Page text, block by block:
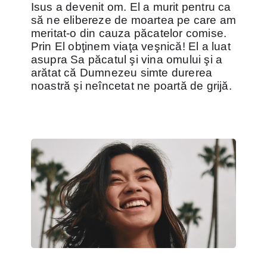
Isus a devenit om. El a murit pentru ca
să ne elibereze de moartea pe care am
meritat-o din cauza păcatelor comise.
Prin El obţinem viaţa veşnică! El a luat
asupra Sa păcatul şi vina omului şi a
arătat că Dumnezeu simte durerea
noastră şi neîncetat ne poartă de grijă.